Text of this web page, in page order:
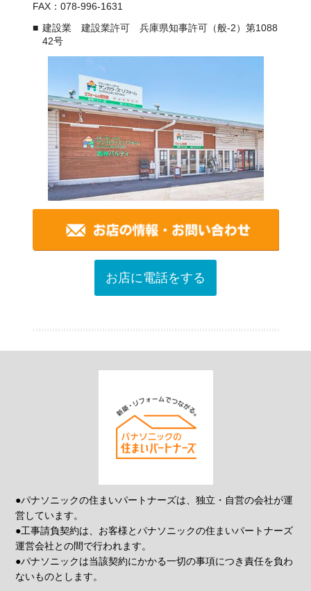
FAX：078-996-1631
建設業 建設業許可 兵庫県知事許可（般-2）第1088
42号
お店に電話をする
●パナソニックの住まいパートナーズは、独立・自営の会社が運
営しています。
●工事請負契約は、お客様とパナソニックの住まいパートナーズ
運営会社との間で行われます。
●パナソニックは当該契約にかかる一切の事項につき責任を負わ
ないものとします。